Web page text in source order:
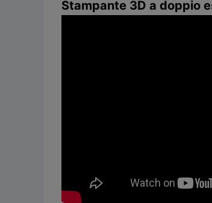
Stampante 3D a doppio